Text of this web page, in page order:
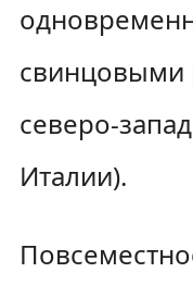
свинцовыми
северо-
Италии).